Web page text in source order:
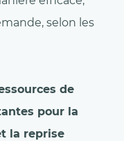
selon les
de
pour la
la reprise